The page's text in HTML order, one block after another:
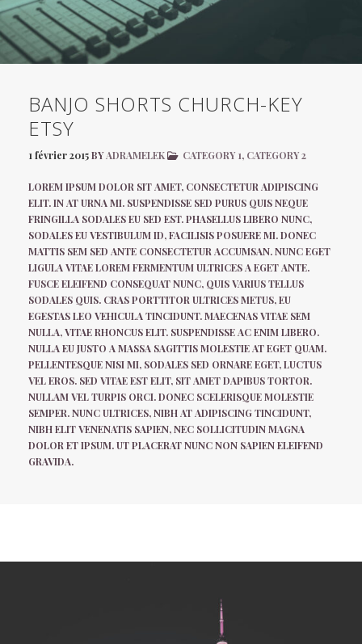
BANJO SHORTS CHURCH-KEY
ETSY
1 février 2015BYADRAMELEK CATEGORY 1, CATEGORY 2
LOREM IPSUM DOLOR SIT AMET, CONSECTETUR ADIPISCING
ELIT. IN AT URNA MI. SUSPENDISSE SED PURUS QUIS NEQUE
FRINGILLA SODALES EU SED EST. PHASELLUS LIBERO NUNC,
SODALES EU VESTIBULUM ID, FACILISIS POSUERE MI. DONEC
MATTIS SEM SED ANTE CONSECTETUR ACCUMSAN. NUNC EGET
LIGULA VITAE LOREM FERMENTUM ULTRICES A EGET ANTE.
FUSCE ELEIFEND CONSEQUAT NUNC, QUIS VARIUS TELLUS
SODALES QUIS. CRAS PORTTITOR ULTRICES METUS, EU
EGESTAS LEO VEHICULA TINCIDUNT. MAECENAS VITAE SEM
NULLA, VITAE RHONCUS ELIT. SUSPENDISSE AC ENIM LIBERO.
NULLA EU JUSTO A MASSA SAGITTIS MOLESTIE AT EGET QUAM.
PELLENTESQUE NISI MI, SODALES SED ORNARE EGET, LUCTUS
VEL EROS. SED VITAE EST ELIT, SIT AMET DAPIBUS TORTOR.
NULLAM VEL TURPIS ORCI. DONEC SCELERISQUE MOLESTIE
SEMPER. NUNC ULTRICES, NIBH AT ADIPISCING TINCIDUNT,
NIBH ELIT VENENATIS SAPIEN, NEC SOLLICITUDIN MAGNA
DOLOR ET IPSUM. UT PLACERAT NUNC NON SAPIEN ELEIFEND
GRAVIDA.